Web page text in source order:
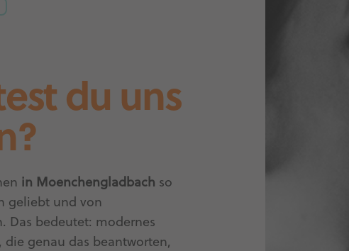
du uns
in Moenchengladbach so
geliebt und von
Das bedeutet: modernes
genau das beantworten,